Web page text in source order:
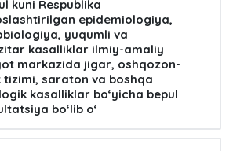
kuni Respublika
epidemiologiya,
yuqumli va
kasalliklar ilmiy-amaliy
markazida jigar, oshqozon-
tizimi, saraton va boshqa
kasalliklar bo‘yicha bepul
bo‘lib o‘